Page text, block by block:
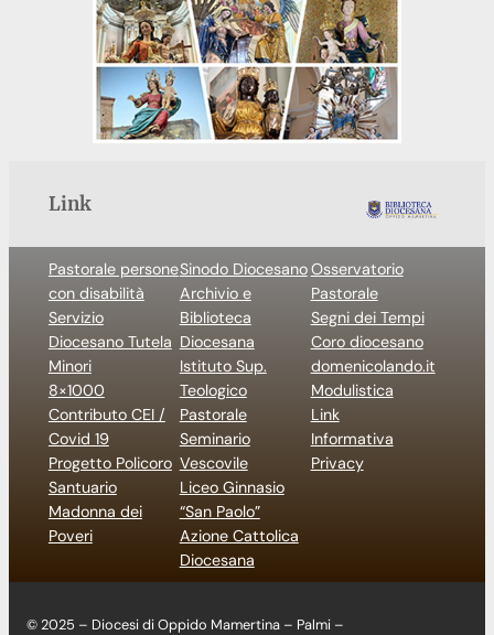
Link
Pastorale persone
con disabilità
Servizio
Diocesano Tutela
Minori
8×1000
Contributo CEI /
Covid 19
Progetto Policoro
Santuario
Madonna dei
Poveri
Sinodo Diocesano
Archivio e
Biblioteca
Diocesana
Istituto Sup.
Teologico
Pastorale
Seminario
Vescovile
Liceo Ginnasio
“San Paolo”
Azione Cattolica
Diocesana
Osservatorio
Pastorale
Segni dei Tempi
Coro diocesano
domenicolando.it
Modulistica
Link
Informativa
Privacy
© 2025 – Diocesi di Oppido Mamertina – Palmi –